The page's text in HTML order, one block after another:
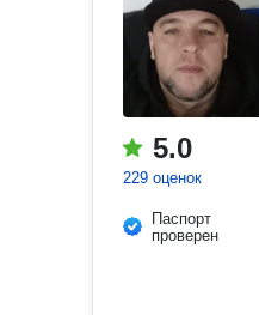
5.0
229 оценок
Паспорт
проверен